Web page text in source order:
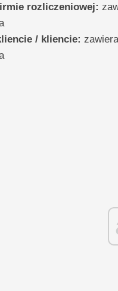
rozliczeniowej:
/ kliencie: